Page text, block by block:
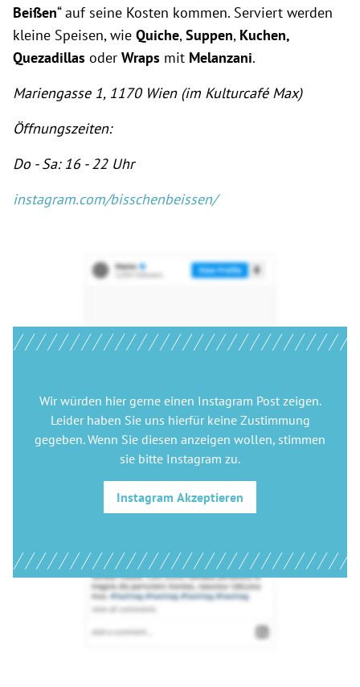
Beißen“ auf seine Kosten kommen. Serviert werden
kleine Speisen, wie Quiche,Suppen, Kuchen,
Quezadillas oder Wraps mit Melanzani.
Mariengasse 1, 1170 Wien (im Kulturcafé Max)
Öffnungszeiten:
Do - Sa: 16 - 22 Uhr
instagram.com/bisschenbeissen/
Wir würden hier gerne einen Instagram Postzeigen.
Leider haben Sie uns hierfür keine Zustimmung
gegeben. Wenn Sie diesen anzeigen wollen, stimmen
sie bitte Instagram zu.
Instagram Akzeptieren